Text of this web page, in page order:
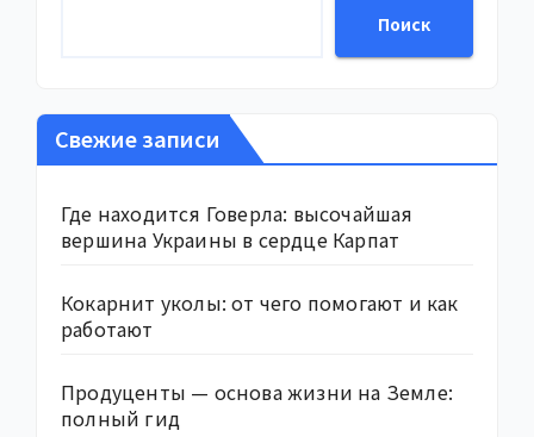
Поиск
Свежие записи
Где находится Говерла: высочайшая
вершина Украины в сердце Карпат
Кокарнит уколы: от чего помогают и как
работают
Продуценты — основа жизни на Земле:
полный гид